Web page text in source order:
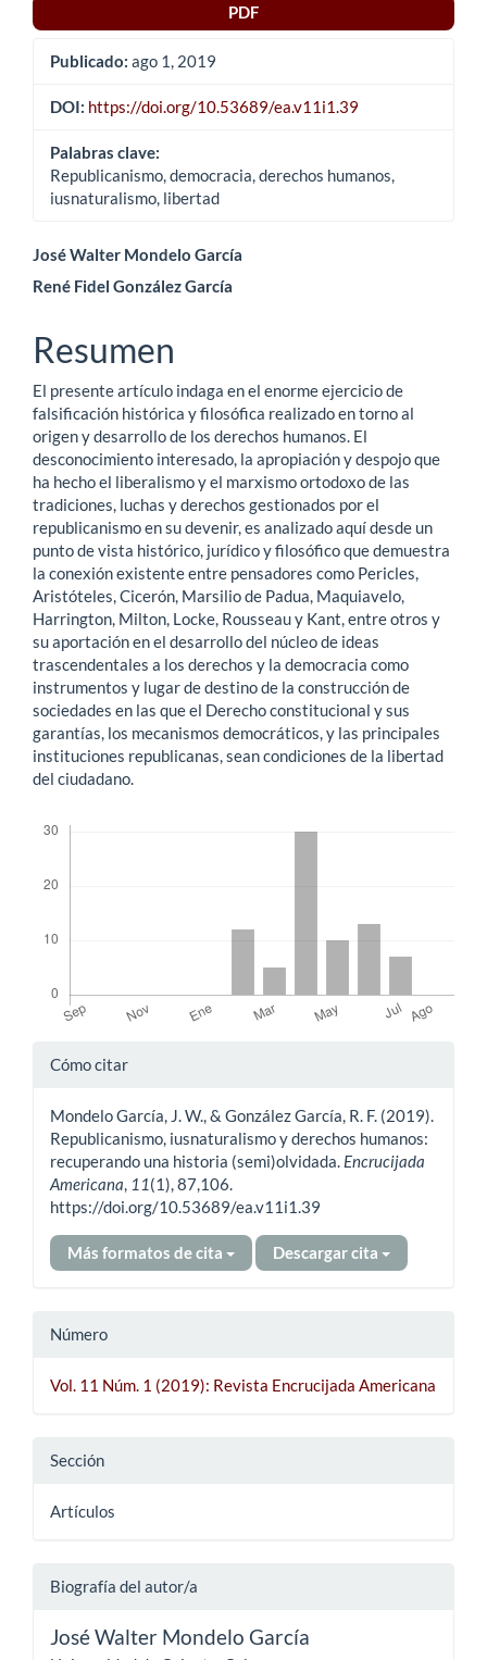
PDF
Publicado: ago 1, 2019
DOI: https://doi.org/10.53689/ea.v11i1.39
Palabras clave:
Republicanismo, democracia, derechos humanos,
iusnaturalismo, libertad
Contenido
principal
del
artículo
José Walter Mondelo García
René Fidel González García
Resumen
El presente artículo indaga en el enorme ejercicio de
falsificación histórica y filosófica realizado en torno al
origen y desarrollo de los derechos humanos. El
desconocimiento interesado, la apropiación y despojo que
ha hecho el liberalismo y el marxismo ortodoxo de las
tradiciones, luchas y derechos gestionados por el
republicanismo en su devenir, es analizado aquí desde un
punto de vista histórico, jurídico y filosófico que demuestra
la conexión existente entre pensadores como Pericles,
Aristóteles, Cicerón, Marsilio de Padua, Maquiavelo,
Harrington, Milton, Locke, Rousseau y Kant, entre otros y
su aportación en el desarrollo del núcleo de ideas
trascendentales a los derechos y la democracia como
instrumentos y lugar de destino de la construcción de
sociedades en las que el Derecho constitucional y sus
garantías, los mecanismos democráticos, y las principales
instituciones republicanas, sean condiciones de la libertad
del ciudadano.
Detalles
artículo
Cómo citar
Mondelo García, J. W., & González García, R. F. (2019).
Republicanismo, iusnaturalismo y derechos humanos:
recuperando una historia (semi)olvidada. Encrucijada
Americana, 11(1), 87,106.
https://doi.org/10.53689/ea.v11i1.39
Más formatos de cita Descargar cita
Número
Vol. 11 Núm. 1 (2019): Revista Encrucijada Americana
Sección
Artículos
Biografía del autor/a
José Walter Mondelo García